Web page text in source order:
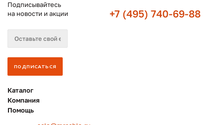
Подписывайтесь
на новости и акции
+7 (495) 740-69-88
Каталог
Компания
Помощь